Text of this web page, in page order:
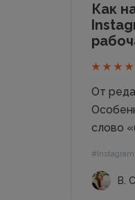
Как
От
слово
#Instagram
В.